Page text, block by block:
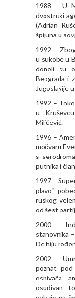
1988 – U
dvostruki
(Adrian
špijuna u
1992 –
u sukobe u
doneli su
Beograda i
Jugoslavije
1992 –
u
Milićević.
1996 –
močvaru
s
putnika i
1997 –
plavo“
ruskog
od šest
2000 –
stanovnika
Delhiju
2002 –
poznat pod
osnivača
osuđivan